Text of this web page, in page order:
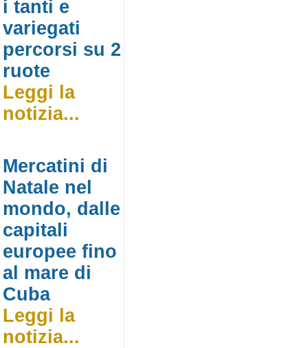
i tanti e
variegati
percorsi su 2
ruote
Leggi la
notizia...
Mercatini di
Natale nel
mondo, dalle
capitali
europee fino
al mare di
Cuba
Leggi la
notizia...